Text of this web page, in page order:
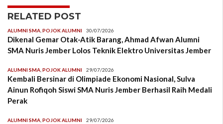
RELATED POST
ALUMNI SMA POJOK ALUMNI 30/07/2026
Dikenal Gemar Otak-Atik Barang, Ahmad Afwan Alumni
SMA Nuris Jember Lolos Teknik Elektro Universitas Jember
ALUMNI SMA POJOK ALUMNI 29/07/2026
Kembali Bersinar di Olimpiade Ekonomi Nasional, Sulva
Ainun Rofiqoh Siswi SMA Nuris Jember Berhasil Raih Medali
Perak
ALUMNI SMA POJOK ALUMNI 29/07/2026